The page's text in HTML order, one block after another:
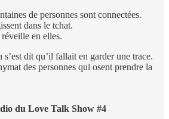
de personnes sont connectées.
dans le tchat.
en elles.
s’est dit qu’il fallait en garder une trace.
des personnes qui osent prendre la
du Love Talk Show #4